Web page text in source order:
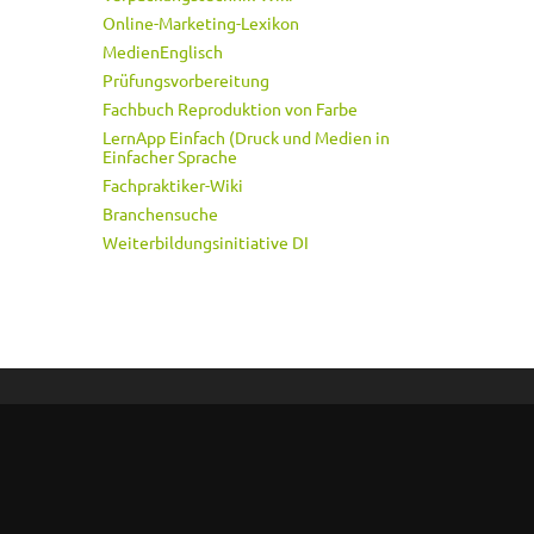
Online-Marketing-Lexikon
MedienEnglisch
Prüfungsvorbereitung
Fachbuch Reproduktion von Farbe
LernApp Einfach (Druck und Medien in
Einfacher Sprache
Fachpraktiker-Wiki
Branchensuche
Weiterbildungsinitiative DI